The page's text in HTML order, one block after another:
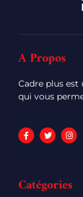
A Propos
Cadre plus
qui vous
Catégories